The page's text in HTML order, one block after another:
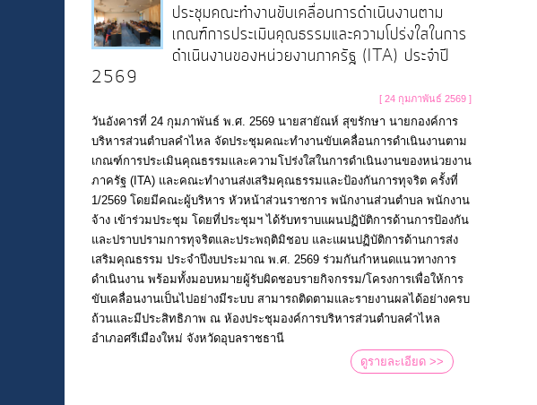
ประชุมคณะทำงานขับเคลื่อนการดำเนินงานตาม
เกณฑ์การประเมินคุณธรรมและความโปร่งใสในการ
ดำเนินงานของหน่วยงานภาครัฐ (ITA) ประจำปี
2569
[ 24 กุมภาพันธ์ 2569 ]
วันอังคารที่ 24 กุมภาพันธ์ พ.ศ. 2569 นายสายัณห์ สุขรักษา นายกองค์การ
บริหารส่วนตำบลคำไหล จัดประชุมคณะทำงานขับเคลื่อนการดำเนินงานตาม
เกณฑ์การประเมินคุณธรรมและความโปร่งใสในการดำเนินงานของหน่วยงาน
ภาครัฐ (ITA) และคณะทำงานส่งเสริมคุณธรรมและป้องกันการทุจริต ครั้งที่
1/2569 โดยมีคณะผู้บริหาร หัวหน้าส่วนราชการ พนักงานส่วนตำบล พนักงาน
จ้าง เข้าร่วมประชุม โดยที่ประชุมฯ ได้รับทราบแผนปฏิบัติการด้านการป้องกัน
และปราบปรามการทุจริตและประพฤติมิชอบ และแผนปฏิบัติการด้านการส่ง
เสริมคุณธรรม ประจำปีงบประมาณ พ.ศ. 2569 ร่วมกันกำหนดแนวทางการ
ดำเนินงาน พร้อมทั้งมอบหมายผู้รับผิดชอบรายกิจกรรม/โครงการเพื่อให้การ
ขับเคลื่อนงานเป็นไปอย่างมีระบบ สามารถติดตามและรายงานผลได้อย่างครบ
ถ้วนและมีประสิทธิภาพ ณ ห้องประชุมองค์การบริหารส่วนตำบลคำไหล
อำเภอศรีเมืองใหม่ จังหวัดอุบลราชธานี
ดูรายละเอียด >>